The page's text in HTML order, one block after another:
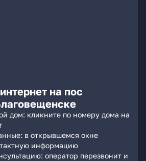
на пос
дом: кликните по номеру дома на
в открывшемся окне
информацию
оператор перезвонит и